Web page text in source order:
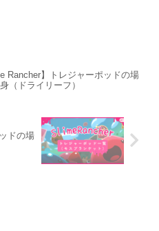
Rancher】トレジャーポッドの場
（ドライリーフ）
ドの場